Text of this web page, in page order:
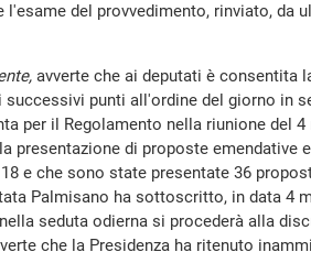
del provvedimento, rinviato, da
avverte che ai deputati è consentita
successivi punti all'ordine del giorno in
per il Regolamento nella riunione del 4
di proposte emendative
e che sono state presentate 36
Palmisano ha sottoscritto, in data 4
seduta odierna si procederà alla
che la Presidenza ha ritenuto